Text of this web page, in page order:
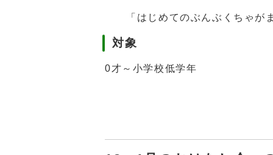
「はじめてのぶんぶくちゃが
対象
0才～小学校低学年